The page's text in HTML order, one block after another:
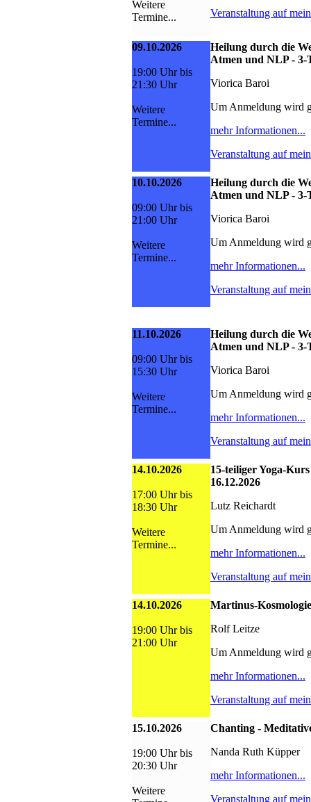
Weitere
Termine...
Veranstaltung auf
09.10.2026
19:00 Uhr bis
21:30 Uhr
Weitere
Termine...
Heilung durch die
Atmen und NLP - 3-
Viorica Baroi
Um Anmeldung wird
mehr Informationen...
Veranstaltung auf
10.10.2026
09:00 Uhr bis
21:00 Uhr
Weitere
Termine...
Heilung durch die
Atmen und NLP - 3-
Viorica Baroi
Um Anmeldung wird
mehr Informationen...
Veranstaltung auf
11.10.2026
09:00 Uhr bis
15:30 Uhr
Weitere
Termine...
Heilung durch die
Atmen und NLP - 3-
Viorica Baroi
Um Anmeldung wird
mehr Informationen...
Veranstaltung auf
14.10.2026
17:00 Uhr bis
18:30 Uhr
Weitere
Termine...
15-teiliger Yoga-
16.12.2026
Lutz Reichardt
Um Anmeldung wird
mehr Informationen...
Veranstaltung auf
14.10.2026
19:00 Uhr bis
21:00 Uhr
Martinus-
Rolf Leitze
Um Anmeldung wird
mehr Informationen...
Veranstaltung auf
15.10.2026
19:00 Uhr bis
20:30 Uhr
Weitere
Chanting -
Nanda Ruth Küpper
mehr Informationen...
Veranstaltung auf